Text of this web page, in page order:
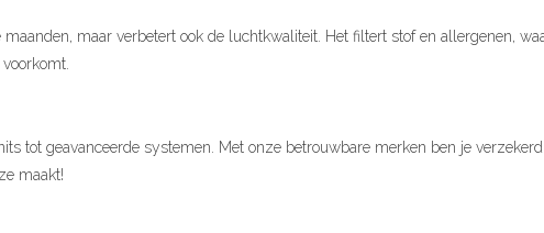
maar verbetert ook de luchtkwaliteit. Het filtert stof en allergenen,
tot geavanceerde systemen. Met onze betrouwbare merken ben je
maakt!